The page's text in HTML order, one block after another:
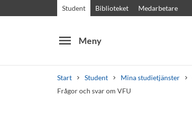
Student Biblioteket Medarbetare
menu Meny
Start Student Mina studietjänster
Frågor och svar om VFU